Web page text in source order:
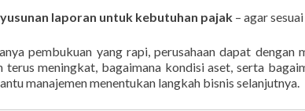
laporan untuk kebutuhan pajak – agar
pembukuan yang rapi, perusahaan dapat
terus meningkat, bagaimana kondisi aset, serta
manajemen menentukan langkah bisnis selanjutnya.